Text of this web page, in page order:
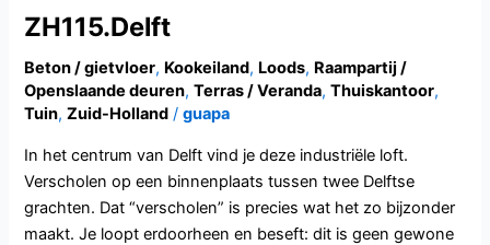
ZH115.Delft
Beton / gietvloer, Kookeiland, Loods, Raampartij /
Openslaande deuren,Terras / Veranda,Thuiskantoor,
Tuin,Zuid-Holland /guapa
In het centrum van Delft vind je deze industriële loft.
Verscholen op een binnenplaats tussen twee Delftse
grachten. Dat “verscholen” is precies wat het zo bijzonder
maakt. Je loopt erdoorheen en beseft: dit is geen gewone